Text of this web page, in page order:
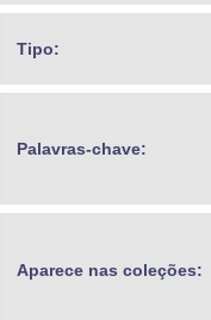
Tipo:
Palavras-chave:
Aparece nas coleções: